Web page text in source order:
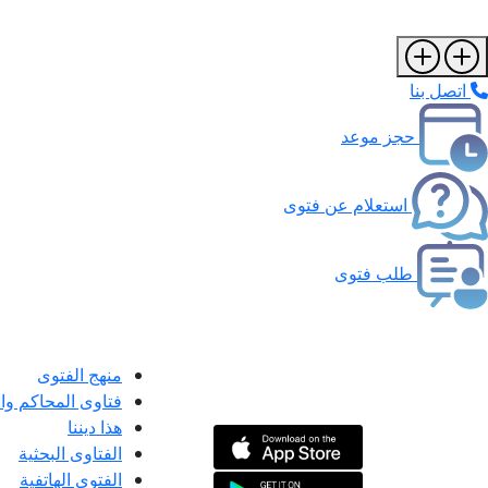
اتصل بنا
حجز موعد
استعلام عن فتوى
طلب فتوى
منهج الفتوى
فتاوى المحاكم
هذا ديننا
الفتاوى البحثية
الفتوى الهاتفية